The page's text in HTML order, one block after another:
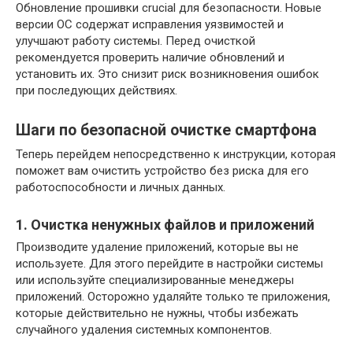
Обновление прошивки crucial для безопасности. Новые
версии ОС содержат исправления уязвимостей и
улучшают работу системы. Перед очисткой
рекомендуется проверить наличие обновлений и
установить их. Это снизит риск возникновения ошибок
при последующих действиях.
Шаги по безопасной очистке смартфона
Теперь перейдем непосредственно к инструкции, которая
поможет вам очистить устройство без риска для его
работоспособности и личных данных.
1. Очистка ненужных файлов и приложений
Производите удаление приложений, которые вы не
используете. Для этого перейдите в настройки системы
или используйте специализированные менеджеры
приложений. Осторожно удаляйте только те приложения,
которые действительно не нужны, чтобы избежать
случайного удаления системных компонентов.